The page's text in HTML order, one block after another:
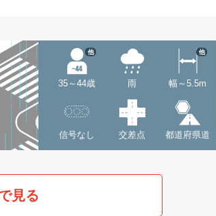
35～44歳
他
雨 幅～5.5m
他
信号なし 交差点 都道府県道
見る